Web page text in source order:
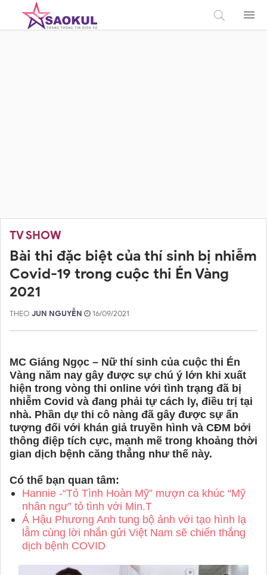
TV SHOW
Bài thi đặc biệt của thí sinh bị nhiễm
Covid-19 trong cuộc thi Én Vàng
2021
THEO JUN NGUYỄN 16/09/2021
MC Giáng Ngọc – Nữ thí sinh của cuộc thi Én
Vàng năm nay gây được sự chú ý lớn khi xuất
hiện trong vòng thi online với tình trạng đã bị
nhiễm Covid và đang phải tự cách ly, điều trị tại
nhà. Phần dự thi cô nàng đã gây được sự ấn
tượng đối với khán giả truyền hình và CĐM bởi
thông điệp tích cực, mạnh mẽ trong khoảng thời
gian dịch bệnh căng thẳng như thế này.
Có thể bạn quan tâm:
Hannie -“Tỏ Tình Hoàn Mỹ” mượn ca khúc “Mỹ
nhân ngư” tỏ tình với Min.T
Á Hậu Phương Anh tung bộ ảnh với tạo hình lạ
lẫm cùng lời nhắn gửi Việt Nam sẽ chiến thắng
dịch bệnh COVID